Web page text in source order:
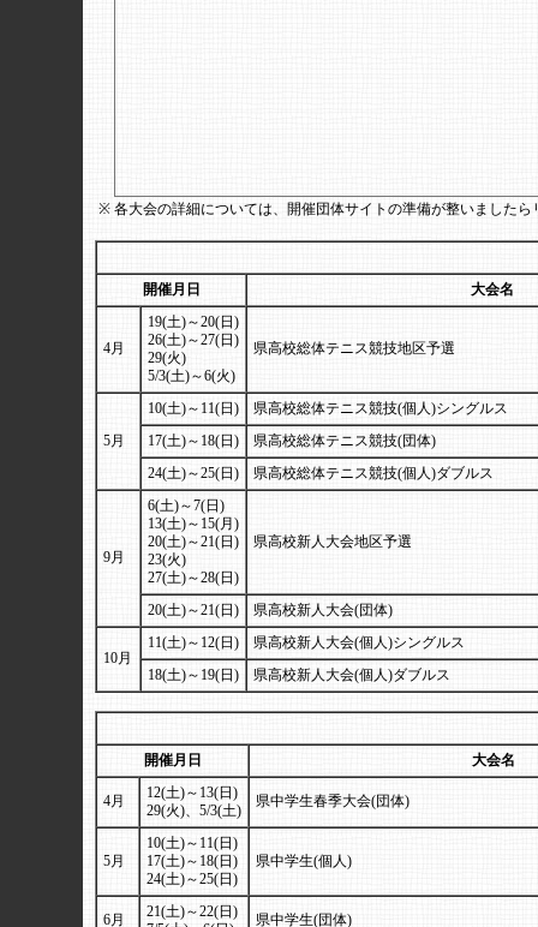
※ 各大会の詳細については、開催団体サイトの準備が整いました
開催月日 大会名
4月
19(土)～20(日)
26(土)～27(日)
29(火)
5/3(土)～6(火)
県高校総体テニス競技地区予選
5月
10(土)～11(日)
県高校総体テニス競技(個人)シングルス
17(土)～18(日)
県高校総体テニス競技(団体)
24(土)～25(日)
県高校総体テニス競技(個人)ダブルス
9月
6(土)～7(日)
13(土)～15(月)
20(土)～21(日)
23(火)
27(土)～28(日)
県高校新人大会地区予選
20(土)～21(日) 県高校新人大会(団体)
10月
11(土)～12(日)
県高校新人大会(個人)シングルス
18(土)～19(日)
県高校新人大会(個人)ダブルス
開催月日 大会名
4月
12(土)～13(日)
29(火)、5/3(土)
県中学生春季大会(団体)
5月
10(土)～11(日)
17(土)～18(日)
24(土)～25(日)
県中学生(個人)
6月
21(土)～22(日)
県中学生(団体)